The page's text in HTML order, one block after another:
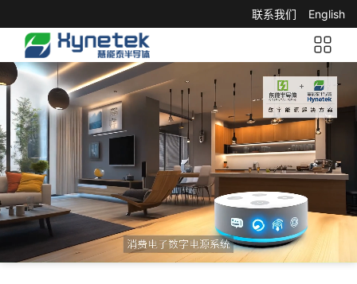
联系我们 English